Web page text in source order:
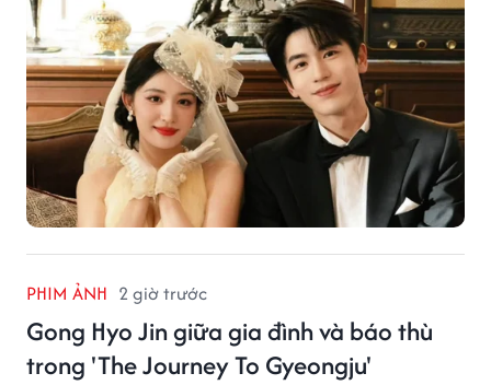
PHIM ẢNH 2 giờ trước
Gong Hyo Jin giữa gia đình và báo thù
trong 'The Journey To Gyeongju'